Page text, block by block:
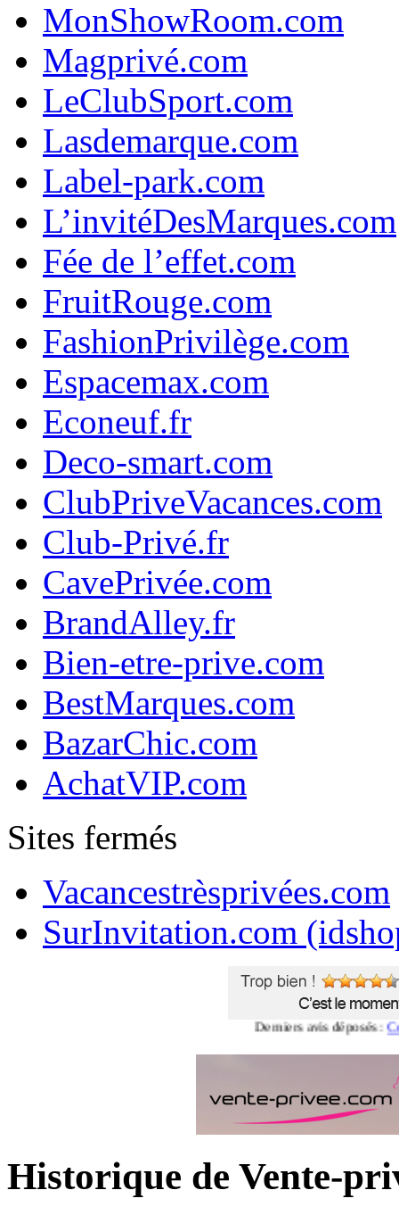
MonShowRoom.com
Magprivé.com
LeClubSport.com
Lasdemarque.com
Label-park.com
L’invitéDesMarques.com
Fée de l’effet.com
FruitRouge.com
FashionPrivilège.com
Espacemax.com
Econeuf.fr
Deco-smart.com
ClubPriveVacances.com
Club-Privé.fr
CavePrivée.com
BrandAlley.fr
Bien-etre-prive.com
BestMarques.com
BazarChic.com
AchatVIP.com
Sites fermés
Vacancestrèsprivées.com
SurInvitation.com
Derniers avis déposés :
Historique de Vente-